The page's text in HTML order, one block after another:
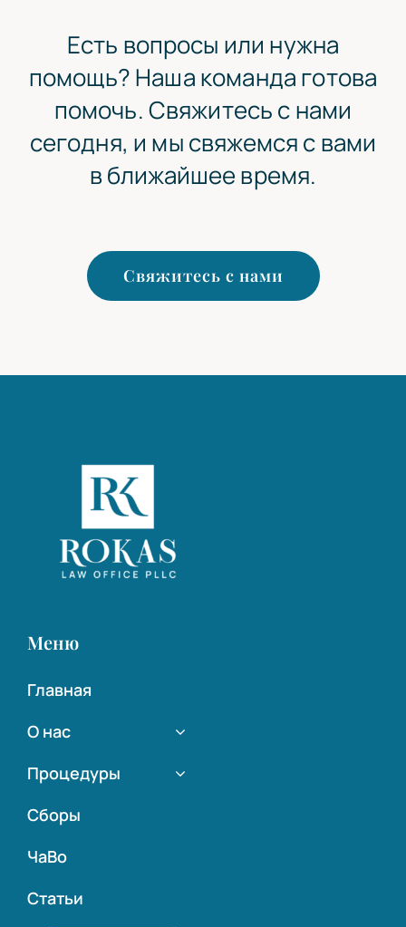
Есть вопросы или нужна
помощь? Наша команда готова
помочь. Свяжитесь с нами
сегодня, и мы свяжемся с вами
в ближайшее время.
Свяжитесь с нами
Меню
Главная
О нас
Процедуры
Сборы
ЧаВо
Статьи